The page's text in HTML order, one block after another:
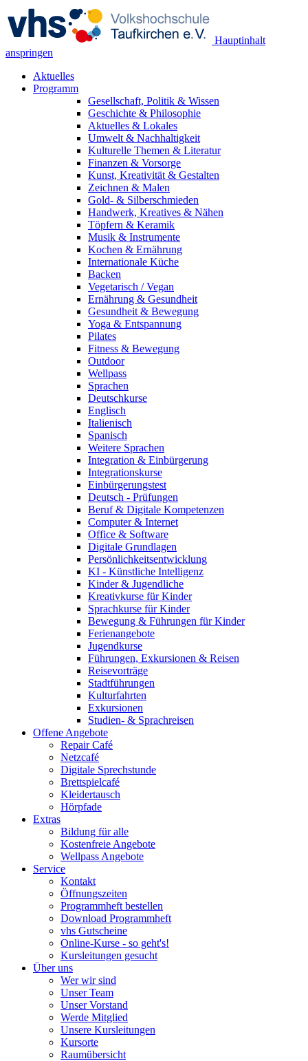
Hauptinhalt
anspringen
Aktuelles
Programm
Gesellschaft, Politik & Wissen
Geschichte & Philosophie
Aktuelles & Lokales
Umwelt & Nachhaltigkeit
Kulturelle Themen & Literatur
Finanzen & Vorsorge
Kunst, Kreativität & Gestalten
Zeichnen & Malen
Gold- & Silberschmieden
Handwerk, Kreatives & Nähen
Töpfern & Keramik
Musik & Instrumente
Kochen & Ernährung
Internationale Küche
Backen
Vegetarisch / Vegan
Ernährung & Gesundheit
Gesundheit & Bewegung
Yoga & Entspannung
Pilates
Fitness & Bewegung
Outdoor
Wellpass
Sprachen
Deutschkurse
Englisch
Italienisch
Spanisch
Weitere Sprachen
Integration & Einbürgerung
Integrationskurse
Einbürgerungstest
Deutsch - Prüfungen
Beruf & Digitale Kompetenzen
Computer & Internet
Office & Software
Digitale Grundlagen
Persönlichkeitsentwicklung
KI - Künstliche Intelligenz
Kinder & Jugendliche
Kreativkurse für Kinder
Sprachkurse für Kinder
Bewegung & Führungen für Kinder
Ferienangebote
Jugendkurse
Führungen, Exkursionen & Reisen
Reisevorträge
Stadtführungen
Kulturfahrten
Exkursionen
Studien- & Sprachreisen
Offene Angebote
Repair Café
Netzcafé
Digitale Sprechstunde
Brettspielcafé
Kleidertausch
Hörpfade
Extras
Bildung für alle
Kostenfreie Angebote
Wellpass Angebote
Service
Kontakt
Öffnungszeiten
Programmheft bestellen
Download Programmheft
vhs Gutscheine
Online-Kurse - so geht's!
Kursleitungen gesucht
Über uns
Wer wir sind
Unser Team
Unser Vorstand
Werde Mitglied
Unsere Kursleitungen
Kursorte
Raumübersicht